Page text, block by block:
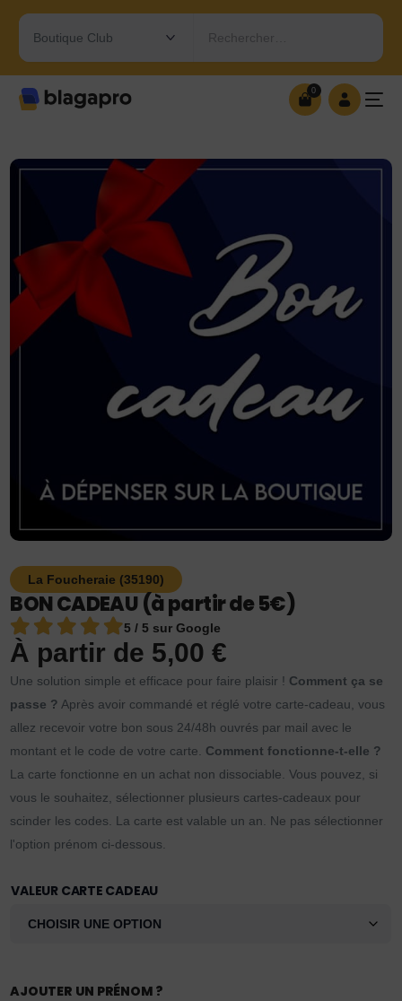
Rechercher…
0
La Foucheraie (35190)
BON CADEAU (à partir de 5€)
5 / 5 sur Google
À partir de 5,00€
Une solution simple et efficace pour faire plaisir ! Comment ça se
passe ? Après avoir commandé et réglé votre carte-cadeau, vous
allez recevoir votre bon sous 24/48h ouvrés par mail avec le
montant et le code de votre carte. Comment fonctionne-t-elle ?
La carte fonctionne en un achat non dissociable. Vous pouvez, si
vous le souhaitez, sélectionner plusieurs cartes-cadeaux pour
scinder les codes. La carte est valable un an. Ne pas sélectionner
l'option prénom ci-dessous.
VALEUR CARTE CADEAU
AJOUTER UN PRÉNOM ?